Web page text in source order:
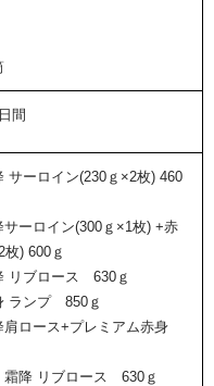
間
サーロイン(230ｇ×2枚) 460
サーロイン(300ｇ×1枚) +赤
) 600ｇ
リブロース 630ｇ
ランプ 850ｇ
肩ロース+プレミアム赤身
霜降 リブロース 630ｇ